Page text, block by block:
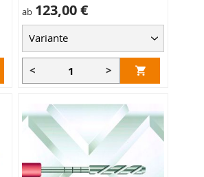
ab 123,00 €
< >